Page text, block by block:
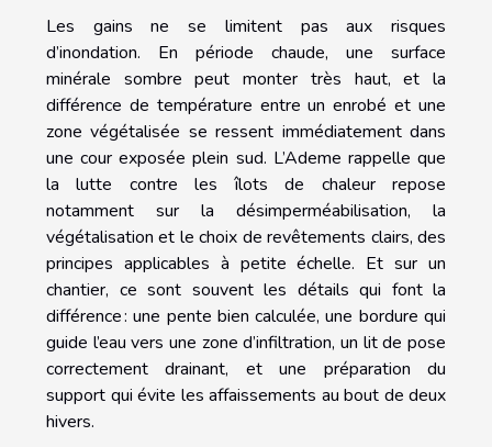
Les gains ne se limitent pas aux risques
d’inondation. En période chaude, une surface
minérale sombre peut monter très haut, et la
différence de température entre un enrobé et une
zone végétalisée se ressent immédiatement dans
une cour exposée plein sud. L’Ademe rappelle que
la lutte contre les îlots de chaleur repose
notamment sur la désimperméabilisation, la
végétalisation et le choix de revêtements clairs, des
principes applicables à petite échelle. Et sur un
chantier, ce sont souvent les détails qui font la
différence : une pente bien calculée, une bordure qui
guide l’eau vers une zone d’infiltration, un lit de pose
correctement drainant, et une préparation du
support qui évite les affaissements au bout de deux
hivers.